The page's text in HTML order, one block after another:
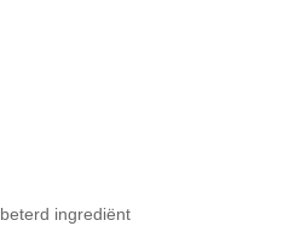
ingrediënt